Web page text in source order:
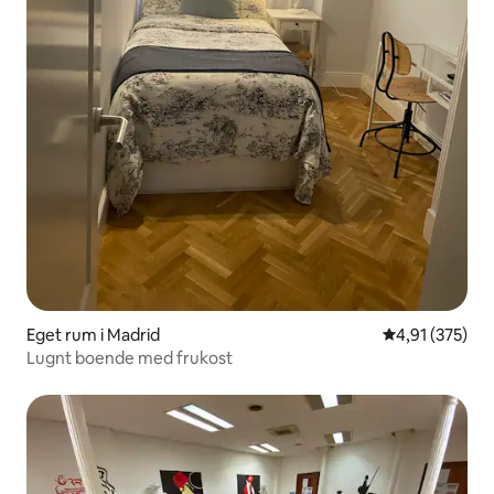
Eget rum i Madrid 4,91 av 5 i
4,91 (375)
Lugnt boende med frukost